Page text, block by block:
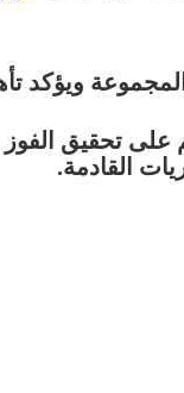
ويؤكد
على تحقيق
القادمة.